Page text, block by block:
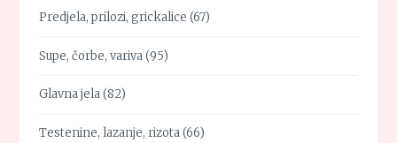
Predjela, prilozi, grickalice (67)
Supe, čorbe, variva(95)
Glavna jela(82)
Testenine, lazanje, rizota(66)